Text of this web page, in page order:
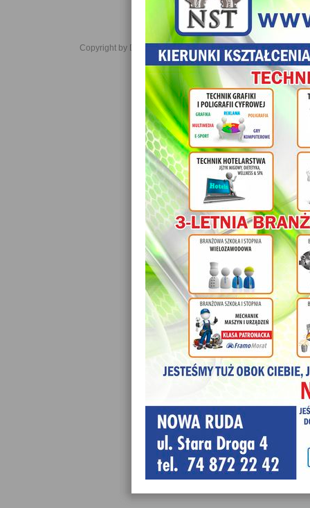
Copyright by Daniel JabĹoĹski 2006-2021. All rights